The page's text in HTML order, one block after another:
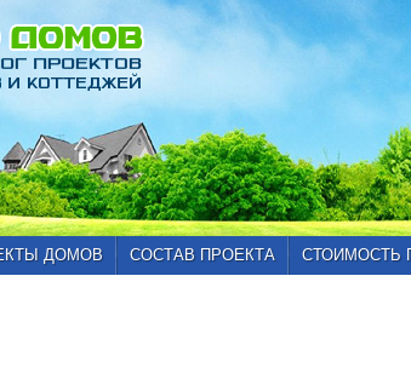
ДОМОВ СОСТАВ ПРОЕКТА СТОИМОСТЬ